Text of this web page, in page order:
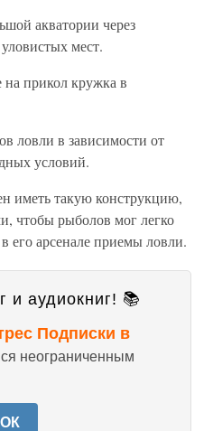
акватории через
мест.
прикол кружка в
ловли в зависимости от
условий.
иметь такую конструкцию,
чтобы рыболов мог легко
его арсенале приемы ловли.
и аудиокниг! 📚
Подписки в
неограниченным